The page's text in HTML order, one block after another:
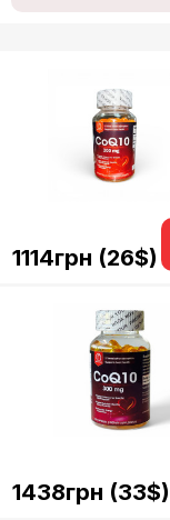
1114грн (26$)
1438грн (33$)